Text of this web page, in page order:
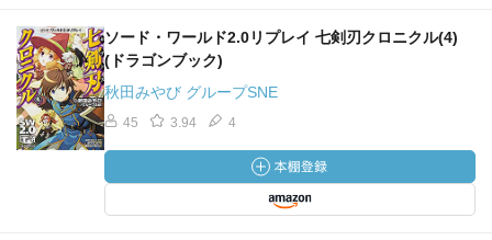
ソード・ワールド2.0リプレイ 七剣刃クロニクル(4)
(ドラゴンブック)
秋田みやび グループSNE
45 3.94 4